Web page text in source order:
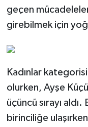
geçen
girebilmek için
Kadınlar
olurken, Ayşe
üçüncü sırayı
birinciliğe